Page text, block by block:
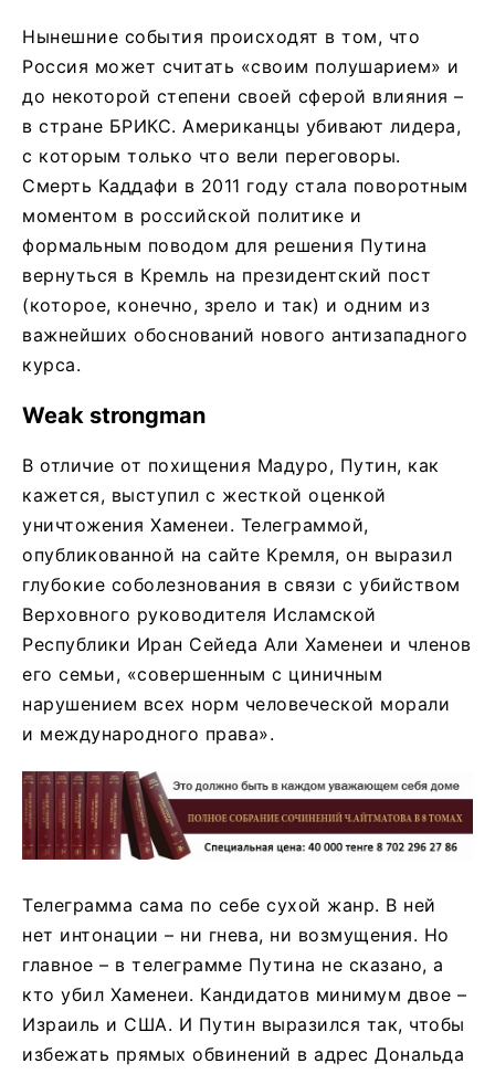
Нынешние события происходят в том, что
Россия может считать «своим полушарием» и
до некоторой степени своей сферой влияния –
в стране БРИКС. Американцы убивают лидера,
с которым только что вели переговоры.
Смерть Каддафи в 2011 году стала поворотным
моментом в российской политике и
формальным поводом для решения Путина
вернуться в Кремль на президентский пост
(которое, конечно, зрело и так) и одним из
важнейших обоснований нового антизападного
курса.
Weak strongman
В отличие от похищения Мадуро, Путин, как
кажется, выступил с жесткой оценкой
уничтожения Хаменеи. Телеграммой,
опубликованной на сайте Кремля, он выразил
глубокие соболезнования в связи с убийством
Верховного руководителя Исламской
Республики Иран Сейеда Али Хаменеи и членов
его семьи, «совершенным с циничным
нарушением всех норм человеческой морали
и международного права».
Телеграмма сама по себе сухой жанр. В ней
нет интонации – ни гнева, ни возмущения. Но
главное – в телеграмме Путина не сказано, а
кто убил Хаменеи. Кандидатов минимум двое –
Израиль и США. И Путин выразился так, чтобы
избежать прямых обвинений в адрес Дональда